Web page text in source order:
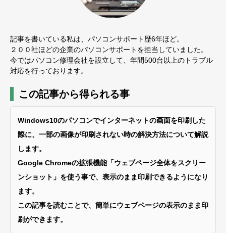
記事を書いている私は、パソコンサポート歴6年ほど。
２００社ほどの企業のパソコンサポートを担当していました。
今ではパソコン修理会社を設立して、年間500台以上のトラブル
対応を行っております。
この記事から得られる事
Windows10のパソコンでインターネットの画面を印刷した
際に、一部の画像が印刷されない時の解決方法について解説
します。
Google Chromeの拡張機能「ウェブページ全体をスクリー
ンショット」を使う事で、表示のまま印刷できるようになり
ます。
この記事を読むことで、簡単にウェブページの表示のまま印
刷ができます。